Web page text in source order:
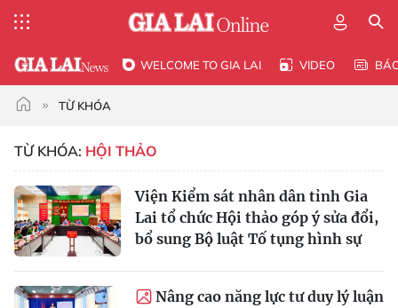
WELCOME TO GIA LAI VIDEO
TỪ KHÓA
TỪ KHÓA: HỘI THẢO
Viện Kiểm sát nhân dân tỉnh Gia
Lai tổ chức Hội thảo góp ý sửa đổi,
bổ sung Bộ luật Tố tụng hình sự
Nâng cao năng lực tư duy lý luận